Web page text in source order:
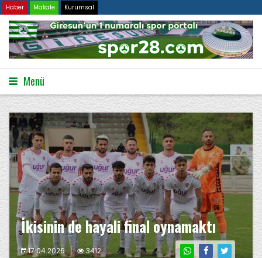
Haber Makale Kurumsal
Menü
İkisinin de hayali final oynamaktı
17.04.2026 3412